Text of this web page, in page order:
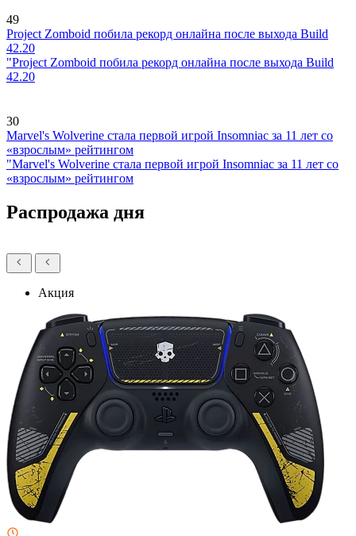
49
Project Zomboid побила рекорд онлайна после выхода Build
42.20
"Project Zomboid побила рекорд онлайна после выхода Build
42.20
30
Marvel's Wolverine стала первой игрой Insomniac за 11 лет со
«взрослым» рейтингом
"Marvel's Wolverine стала первой игрой Insomniac за 11 лет со
«взрослым» рейтингом
Распродажа дня
Акция